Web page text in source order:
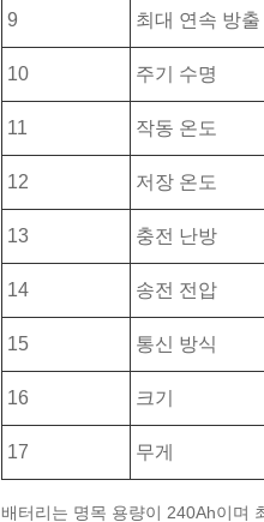
9 최대 연속 방출
10 주기 수명
11 작동 온도
12 저장 온도
13 충전 난방
14 송전 전압
15 통신 방식
16 크기
17 무게
배터리는 명목 용량이 240Ah이며